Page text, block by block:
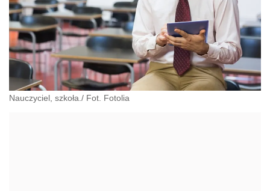
Nauczyciel, szkoła./ Fot. Fotolia